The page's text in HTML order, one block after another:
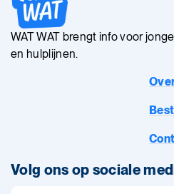
WAT WAT brengt info voor
en hulplijnen.
Volg ons op sociale